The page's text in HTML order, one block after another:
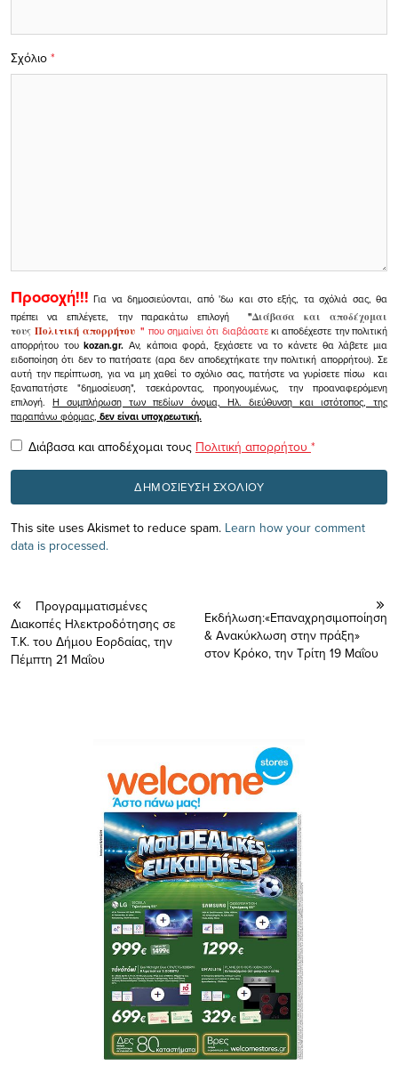
Σχόλιο *
Προσοχή!!! Για να δημοσιεύονται, από 'δω και στο εξής, τα σχόλιά σας, θα
πρέπει να επιλέγετε, την παρακάτω επιλογή
"Διάβασα και αποδέχομαι
τουςΠολιτική απορρήτου" που σημαίνει ότι διαβάσατεκι αποδέχεστε την πολιτική
απορρήτου τουkozan.gr. Αν, κάποια φορά, ξεχάσετε να το κάνετε θα λάβετε μια
ειδοποίηση ότι δεν το πατήσατε (αρα δεν αποδεχτήκατε την πολιτική απορρήτου). Σε
αυτή την περίπτωση, για να μη χαθεί το σχόλιο σας, πατήστε να γυρίσετε πίσω και
ξαναπατήστε "δημοσίευση", τσεκάροντας, προηγουμένως, την προαναφερόμενη
επιλογή.Η συμπλήρωση των πεδίων όνομα, Ηλ. διεύθυνση και ιστότοπος, της
παραπάνω φόρμας, δεν είναι υποχρεωτική.
Διάβασα και αποδέχομαι τους Πολιτική απορρήτου *
This site uses Akismet to reduce spam. Learn how your comment
data is processed.
Προγραμματισμένες
Διακοπές Ηλεκτροδότησης σε
Τ.Κ. του Δήμου Εορδαίας, την
Πέμπτη 21 Μαΐου
Eκδήλωση:«Επαναχρησιμοποίηση
& Ανακύκλωση στην πράξη»
στον Κρόκο, την Τρίτη 19 Μαΐου